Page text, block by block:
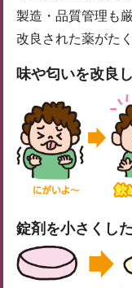
製造・品質管理も
改良された薬がた
味や匂いを改良
錠剤を小さくし